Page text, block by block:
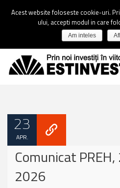
23
APR.
Comunicat
2026
Acest website foloseste cookie-uri.
ului, accepti modul in care
Am inteles